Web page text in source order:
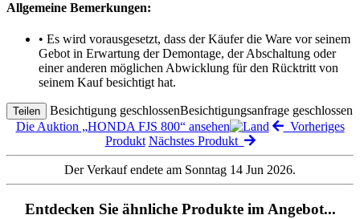
Allgemeine Bemerkungen:
• Es wird vorausgesetzt, dass der Käufer die Ware vor seinem
Gebot in Erwartung der Demontage, der Abschaltung oder
einer anderen möglichen Abwicklung für den Rücktritt von
seinem Kauf besichtigt hat.
Teilen Besichtigung geschlossenBesichtigungsanfrage geschlossen
Die Auktion „HONDA FJS 800“ ansehen
Vorheriges
Produkt Nächstes Produkt
Der Verkauf endete am Sonntag 14 Jun 2026.
Entdecken Sie ähnliche Produkte im Angebot...